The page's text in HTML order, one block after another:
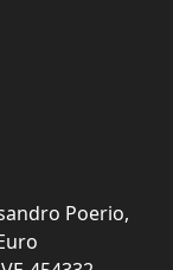
Poerio,